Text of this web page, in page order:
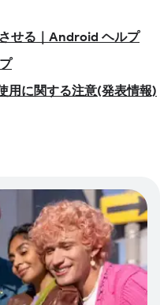
せる｜Android ヘルプ
用に関する注意(発表情報)